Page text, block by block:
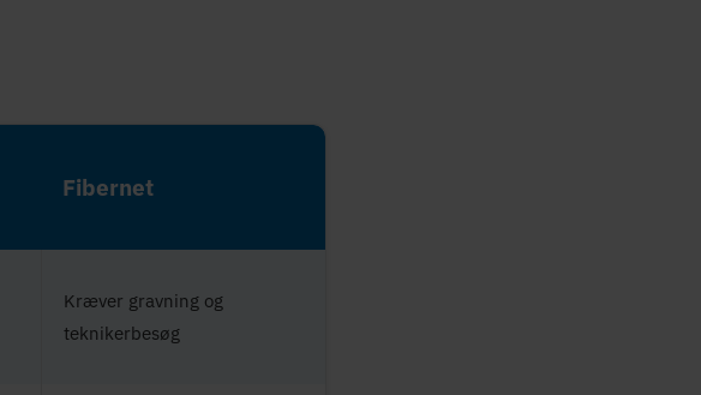
Fibernet
Kræver gravning og
teknikerbesøg